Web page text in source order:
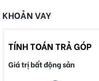
KHOẢN VAY
TÍNH TOÁN TRẢ GÓP
Giá trị bất động sản